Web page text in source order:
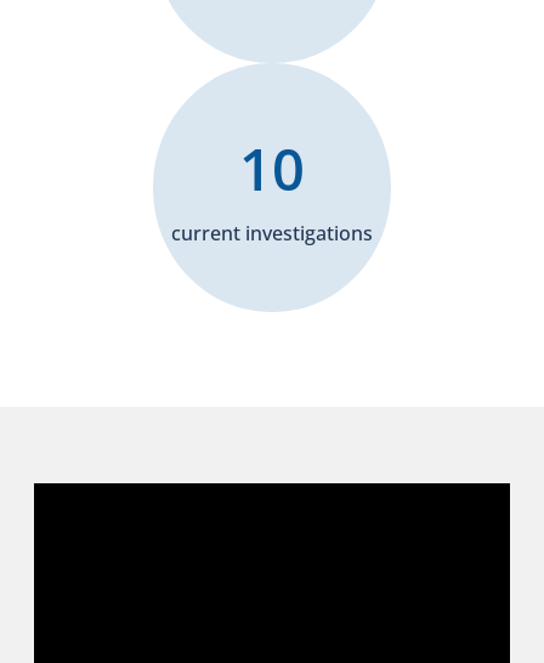
current investigations
10